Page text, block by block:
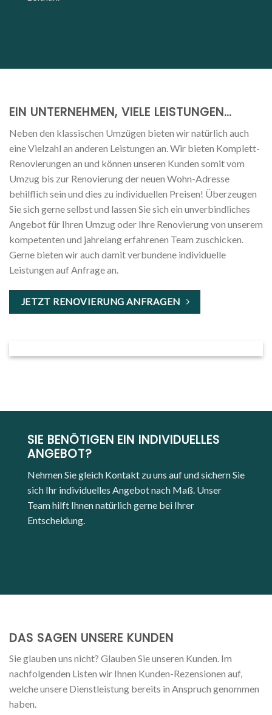
EIN UNTERNEHMEN, VIELE LEISTUNGEN…
Neben den klassischen Umzügen bieten wir natürlich auch
eine Vielzahl an anderen Leistungen an. Wir bieten Komplett-
Renovierungen an und können unseren Kunden somit vom
Umzug bis zur Renovierung der neuen Wohn-Adresse
behilflich sein und dies zu individuellen Preisen! Überzeugen
Sie sich gerne selbst und lassen Sie sich ein unverbindliches
Angebot für Ihren Umzug oder Ihre Renovierung von unserem
kompetenten und jahrelang erfahrenen Team zuschicken.
Gerne bieten wir auch damit verbundene individuelle
Leistungen auf Anfrage an.
JETZT RENOVIERUNG ANFRAGEN
SIE BENÖTIGEN EIN INDIVIDUELLES
ANGEBOT?
Nehmen Sie gleich Kontakt zu uns auf und sichern Sie
sich Ihr individuelles Angebot nach Maß. Unser
Team hilft Ihnen natürlich gerne bei Ihrer
Entscheidung.
DAS SAGEN UNSERE KUNDEN
Sie glauben uns nicht? Glauben Sie unseren Kunden. Im
nachfolgenden Listen wir Ihnen Kunden-Rezensionen auf,
welche unsere Dienstleistung bereits in Anspruch genommen
haben.